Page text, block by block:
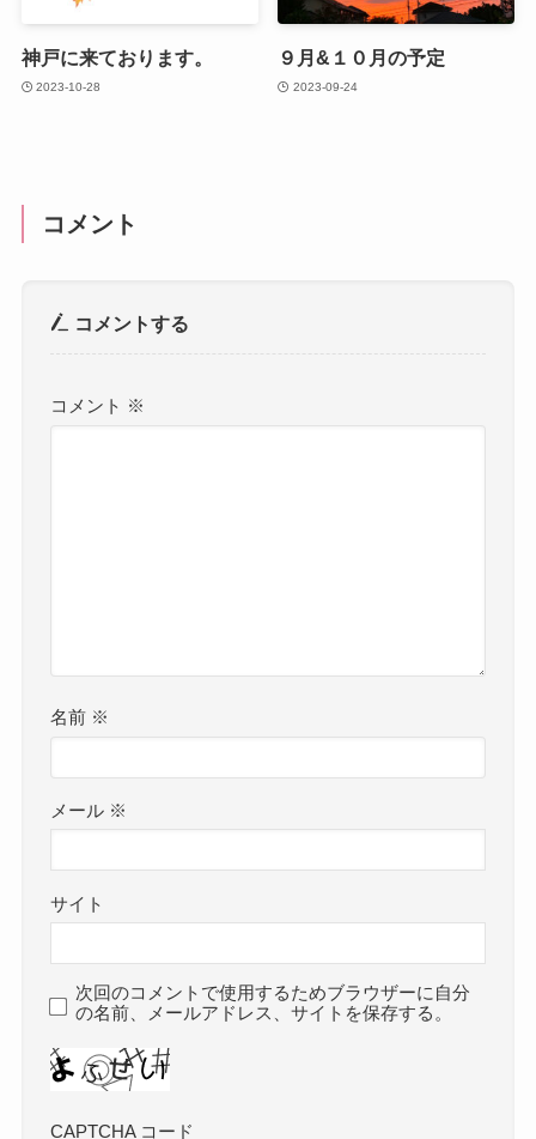
神戸に来ております。
2023-10-28
９月&１０月の予定
2023-09-24
コメント
コメントする
コメント ※
名前 ※
メール ※
サイト
次回のコメントで使用するためブラウザーに自分
の名前、メールアドレス、サイトを保存する。
CAPTCHA コード